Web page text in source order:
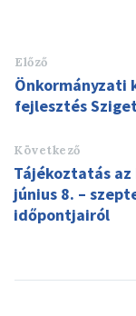
Előző
Önkormányzati
fejlesztés
Következő
Tájékoztatás az
június 8. –
időpontjairól